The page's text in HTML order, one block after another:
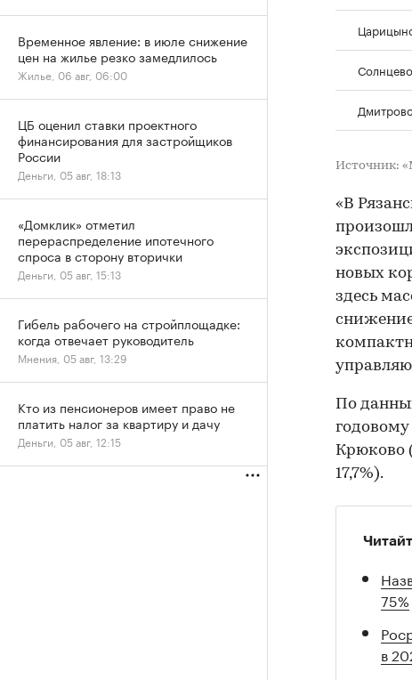
Солнцево
Источник:
«В
новых
здесь
По
Крюково
17,7%).
75%
в
Временное явление: в июле снижение
цен на жилье резко замедлилось
Жилье, 06 авг, 06:00
ЦБ оценил ставки проектного
финансирования для застройщиков
России
Деньги, 05 авг, 18:13
«Домклик» отметил
перераспределение ипотечного
спроса в сторону вторички
Деньги, 05 авг, 15:13
Гибель рабочего на стройплощадке:
когда отвечает руководитель
Мнения, 05 авг, 13:29
Кто из пенсионеров имеет право не
платить налог за квартиру и дачу
Деньги, 05 авг, 12:15